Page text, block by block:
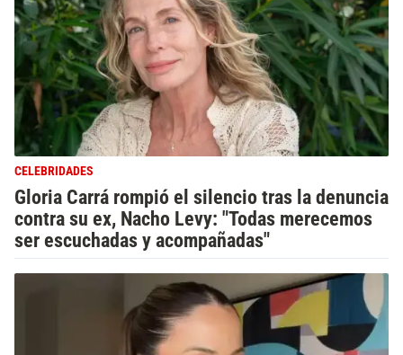
CELEBRIDADES
Gloria Carrá rompió el silencio tras la denuncia
contra su ex, Nacho Levy: "Todas merecemos
ser escuchadas y acompañadas"